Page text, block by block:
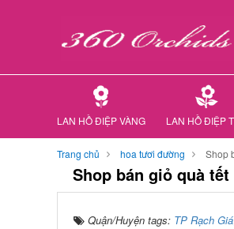
LAN HỒ ĐIỆP VÀNG LAN HỒ ĐIỆP
Trang chủ hoa tươi đường Shop
Shop bán giỏ quà
Quận/Huyện tags: TP Rạch Giá